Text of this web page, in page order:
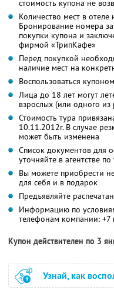
стоимость купона не
Количество мест в
Бронирование номера
покупки купона и
фирмой «ТрипКафе»
Перед покупкой
наличие мест на
Воспользоваться
Лица до 18 лет могут
взрослых (или одного из
Стоимость тура
10.11.2012г. В случае
может быть изменена
Список документов для
уточняйте в агентстве
Вы можете приобрести
для себя и в подарок
Предъявляйте
Информацию по
телефонам компании: +7
Купон действителен по 3
Узнай, как